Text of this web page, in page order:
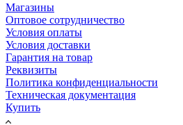
Магазины
Оптовое сотрудничество
Условия оплаты
Условия доставки
Гарантия на товар
Реквизиты
Политика конфиденциальности
Техническая документация
Купить